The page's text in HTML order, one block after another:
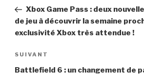
l’article
précédent
Xbox Game Pass : deux
de jeu à découvrir la semaine
exclusivité Xbox très attendue !
Article
suivant
SUIVANT
Battlefield 6 : un changement de